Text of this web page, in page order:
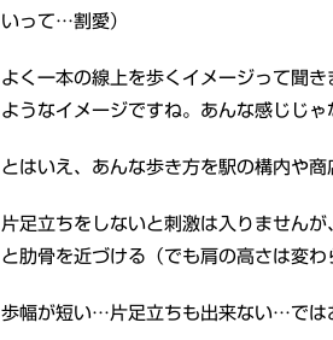
いって…割愛）
よく一本の線上を歩くイメージって聞
ようなイメージですね。あんな感じじゃ
とはいえ、あんな歩き方を駅の構内や
片足立ちをしないと刺激は入りません
と肋骨を近づける（でも肩の高さは変
歩幅が短い…片足立ちも出来ない…では